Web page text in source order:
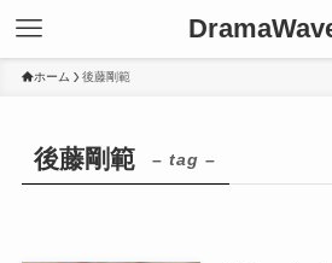
ホーム 後藤剛範
後藤剛範 – tag –